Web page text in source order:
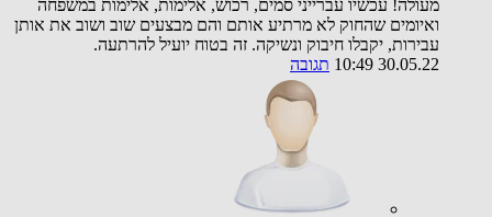
מעולה! עכשיו עברייני סמים, רכוש, אלימות, אלימות במשפחה
ואיומים שהחוק לא מרתיע אותם והם מבצעים שוב ושוב את אותן
עבירות, יקבלו חיבוק ונשיקה. זה בטוח יועיל להרתעה.
30.05.22 10:49
תגובה